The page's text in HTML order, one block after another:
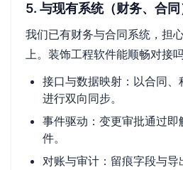
5. 与现有系统（财务、合同
我们已有财务与合同系统，担
上。装饰工程软件能顺畅对接
接口与数据映射：以合同
进行双向同步。
事件驱动：变更审批通过
件。
对账与审计：留痕字段与